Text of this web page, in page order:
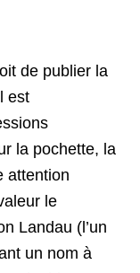
de publier la
est
la pochette, la
attention
le
Landau (l’un
un nom à